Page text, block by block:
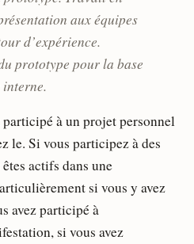
aux équipes
d’expérience.
prototype pour la base
interne.
à un projet personnel
le. Si vous participez à des
actifs dans une
si vous y avez
avez participé à
si vous avez